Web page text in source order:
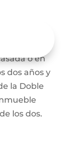
la
o en
dos años y
la Doble
los dos.